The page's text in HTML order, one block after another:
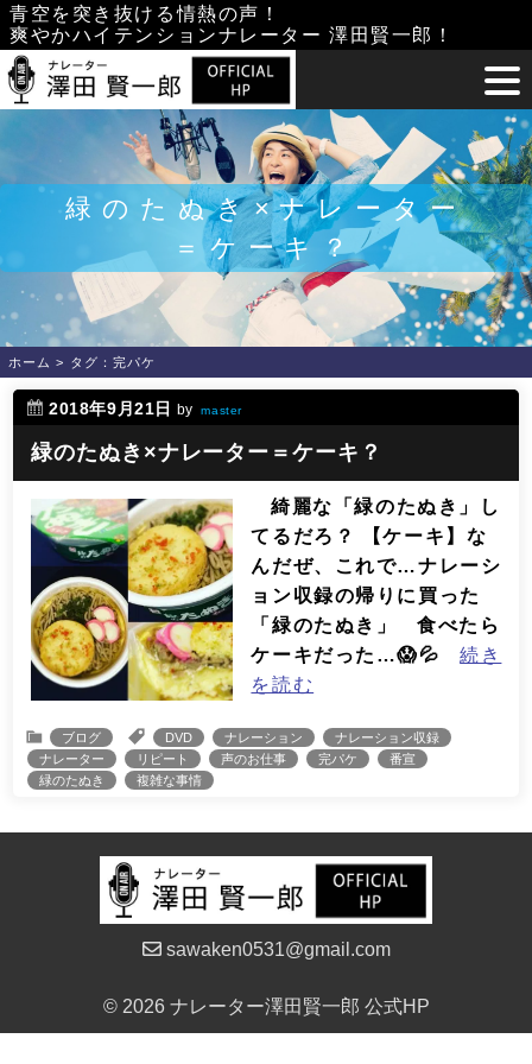
Skip
to
content
青空を突き抜ける情熱の声！
爽やかハイテンションナレーター 澤田賢一郎！
緑のたぬき×ナレーター
＝ケーキ？
ホーム > タグ：完パケ
2018年9月21日 by master
緑のたぬき×ナレーター＝ケーキ？
綺麗な「緑のたぬき」し
てるだろ？ 【ケーキ】な
んだぜ、これで…ナレーシ
ョン収録の帰りに買った
「緑のたぬき」 食べたら
ケーキだった…😱💦続き
を読む
ブログ DVD ナレーション
ナレーション収録
ナレーター
リピート 声のお仕事 完パケ
番宣
緑のたぬき
複雑な事情
sawaken0531@gmail.com
© 2026 ナレーター澤田賢一郎 公式HP